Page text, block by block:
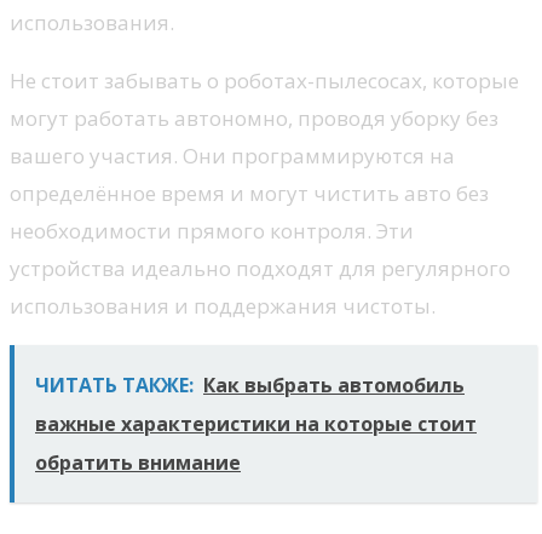
использования.
Не стоит забывать о роботах-пылесосах, которые
могут работать автономно, проводя уборку без
вашего участия. Они программируются на
определённое время и могут чистить авто без
необходимости прямого контроля. Эти
устройства идеально подходят для регулярного
использования и поддержания чистоты.
ЧИТАТЬ ТАКЖЕ: Как выбрать автомобиль
важные характеристики на которые стоит
обратить внимание